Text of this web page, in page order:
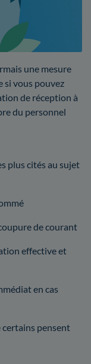
une mesure
si vous pouvez
de réception à
du personnel
plus cités au sujet
de courant
effective et
en cas
certains pensent